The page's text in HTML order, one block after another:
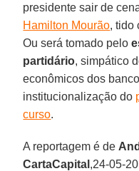
presidente sair de
Hamilton Mourão, tido
Ou será tomado pelo
partidário, simpático
econômicos dos
institucionalização do
curso.
A reportagem é de
CartaCapital ,24-05-